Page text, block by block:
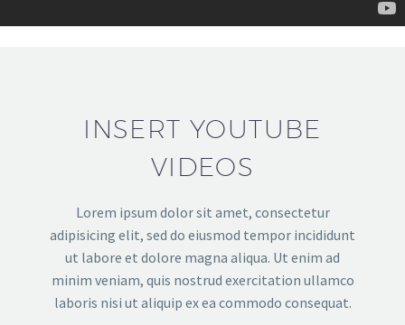
INSERT YOUTUBE
VIDEOS
Lorem ipsum dolor sit amet, consectetur
adipisicing elit, sed do eiusmod tempor incididunt
ut labore et dolore magna aliqua. Ut enim ad
minim veniam, quis nostrud exercitation ullamco
laboris nisi ut aliquip ex ea commodo consequat.